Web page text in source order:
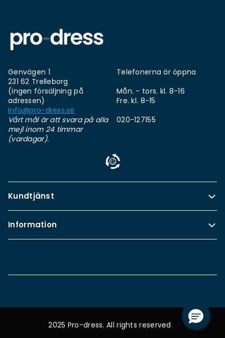
Genvägen 1
231 62 Trelleborg
(ingen försäljning på
adressen)
info@pro-dress.se
Vårt mål är att svara på alla
mejl inom 24 timmar
(vardagar).
Telefonerna är öppna
Mån. - tors. kl. 8-16
Fre. kl. 8-15
020-127155
Kundtjänst
Information
2025 Pro-dress. All rights reserved